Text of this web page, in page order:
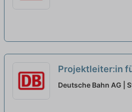
Projektleiter:in
Deutsche Bahn AG |